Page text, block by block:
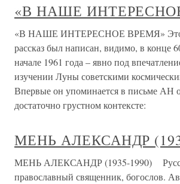
«В НАШЕ
«В НАШЕ ИНТЕРЕСНОЕ ВРЕМЯ»
рассказ был написан, видимо, в конце
начале 1961 года – явно под
изучении Луны советскими
Впервые он упоминается в письме АН
достаточно грустном контексте:
МЕНЬ АЛЕКСАНДР
МЕНЬ АЛЕКСАНДР (1935-1990)
православный священник, богослов.